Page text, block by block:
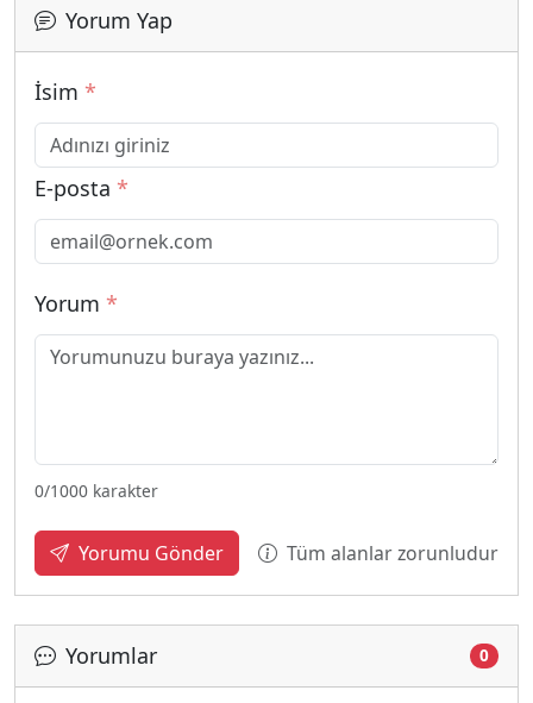
Yorum Yap
İsim *
E-posta *
Yorum *
0/1000 karakter
Yorumu Gönder Tüm alanlar zorunludur
Yorumlar 0